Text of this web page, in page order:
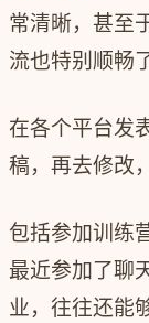
常清晰，甚至
流也特别顺畅
在各个平台发
稿，再去修改
包括参加训练
最近参加了聊
业，往往还能